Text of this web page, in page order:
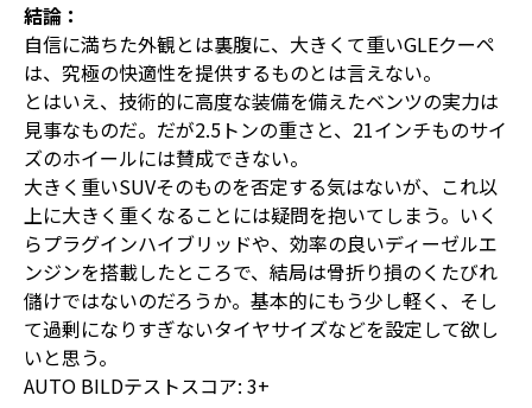
結論：
自信に満ちた外観とは裏腹に、大きくて重いGLEクーペ
は、究極の快適性を提供するものとは言えない。
とはいえ、技術的に高度な装備を備えたベンツの実力は
見事なものだ。だが2.5トンの重さと、21インチものサイ
ズのホイールには賛成できない。
大きく重いSUVそのものを否定する気はないが、これ以
上に大きく重くなることには疑問を抱いてしまう。いく
らプラグインハイブリッドや、効率の良いディーゼルエ
ンジンを搭載したところで、結局は骨折り損のくたびれ
儲けではないのだろうか。基本的にもう少し軽く、そし
て過剰になりすぎないタイヤサイズなどを設定して欲し
いと思う。
AUTO BILDテストスコア: 3+